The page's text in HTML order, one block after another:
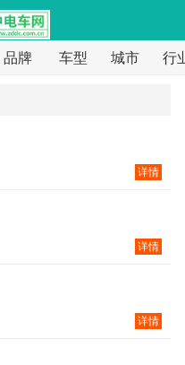
品牌 车型 城市 行
详情
详情
详情